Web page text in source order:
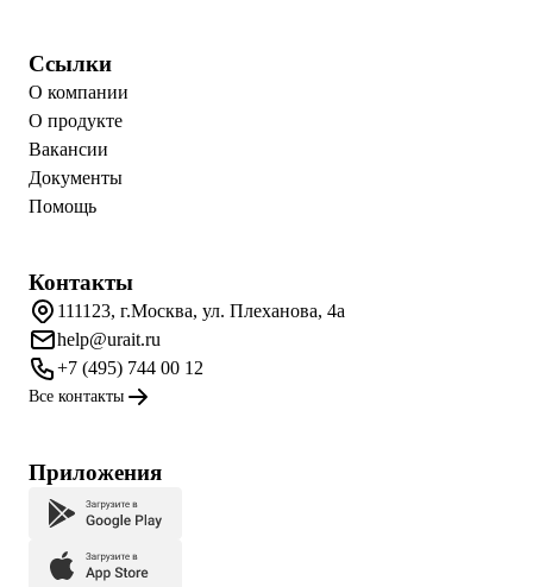
Ссылки
О компании
О продукте
Вакансии
Документы
Помощь
Контакты
111123, г.Москва, ул. Плеханова, 4а
help@urait.ru
+7 (495) 744 00 12
Все контакты
Приложения